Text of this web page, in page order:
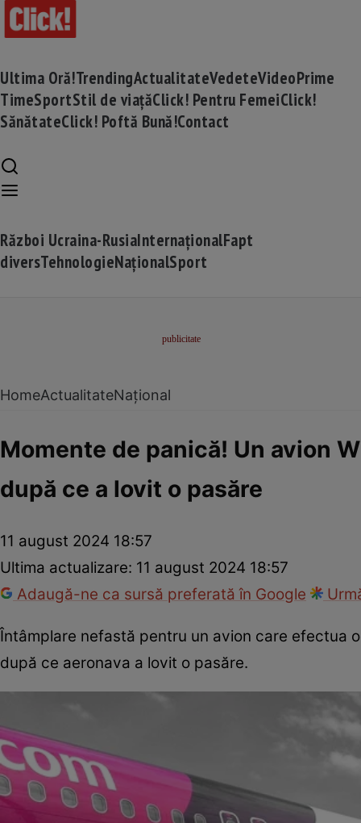
Ultima Oră!TrendingActualitateVedeteVideoPrime
TimeSportStil de viațăClick! Pentru FemeiClick!
SănătateClick! Poftă Bună!Contact
Război Ucraina-RusiaInternaționalFapt
diversTehnologieNaționalSport
HomeActualitateNațional
Momente de panică! Un avion
după ce a lovit o pasăre
11 august 2024 18:57
Ultima actualizare: 11 august 2024 18:57
Adaugă-ne ca sursă preferată în Google
Întâmplare nefastă pentru un avion care efectua
după ce aeronava a lovit o pasăre.